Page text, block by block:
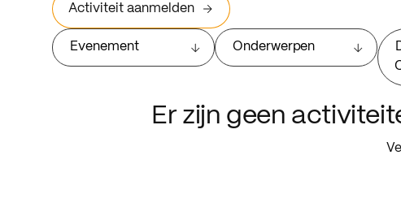
Activiteit aanmelden
Evenement Onderwerpen
Er zijn geen